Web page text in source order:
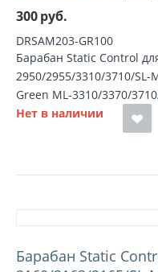
300руб.
DRSAM203-GR100
Барабан Static Control
2950/2955/3310/3710/SL-
Green ML-3310/3370/
Нет в наличии
Барабан Static